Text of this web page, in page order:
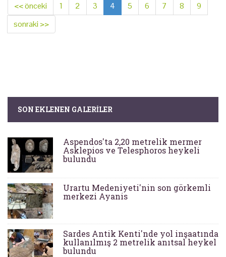
<< önceki 1 2 3 4 5 6 7 8
9
sonraki >>
SON EKLENEN GALERILER
Aspendos'ta 2,20 metrelik mermer
Asklepios ve Telesphoros heykeli
bulundu
Urartu Medeniyeti'nin son görkemli
merkezi Ayanis
Sardes Antik Kenti'nde yol inşaatında
kullanılmış 2 metrelik anıtsal heykel
bulundu